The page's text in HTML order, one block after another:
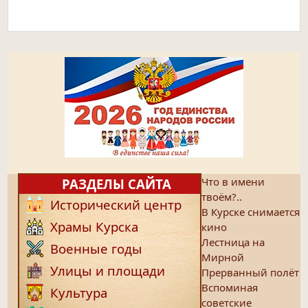
РАЗДЕЛЫ САЙТА
Исторический центр
Храмы Курска
Военные годы
Улицы и площади
Культура
Что в имени
твоём?..
В Курске снимается
кино
Лестница на
Мирной
Прерванный полёт
Вспоминая
советские